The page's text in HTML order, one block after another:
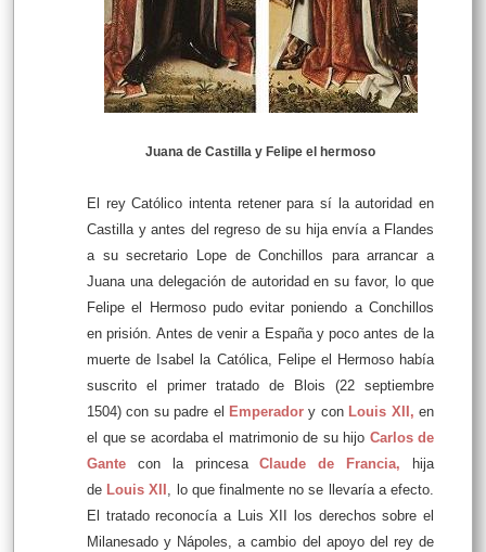
Juana de Castilla y Felipe el hermoso
El rey Católico intenta retener para sí la autoridad en
Castilla y antes del regreso de su hija envía a Flandes
a su secretario Lope de Conchillos para arrancar a
Juana una delegación de autoridad en su favor, lo que
Felipe el Hermoso pudo evitar poniendo a Conchillos
en prisión. Antes de venir a España y poco antes de la
muerte de Isabel la Católica, Felipe el Hermoso había
suscrito el primer tratado de Blois (22 septiembre
1504) con su padre el Emperador y con Louis XII , en
el que se acordaba el matrimonio de su hijo Carlos de
Gante
con la princesaClaude de Francia, hija
de Louis XII , lo que finalmente no se llevaría a efecto.
El tratado reconocía a Luis XII los derechos sobre el
Milanesado y Nápoles, a cambio del apoyo del rey de